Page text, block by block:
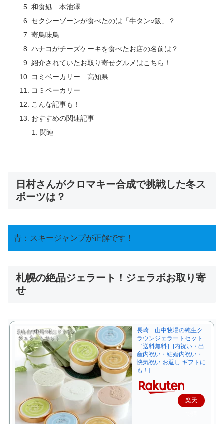
和食処 本池澤
セクシーゾーンが食べたのは「牛タン○飯」？
寄鳥味鳥
ハナコがチーズケーキを食べたお店の名前は？
紹介されていたお取り寄せグルメはこちら！
コミベーカリー 高知県
コミベーカリー
こんな記事も！
おすすめの関連記事
関連
日村さんがクロマキー合成で挑戦した冬ス
ポーツは？
青：スキージャンプが正解です！
札幌の絶品ジェラート！ジェラボお取り寄
せ
長崎 山中牧場の純生ク
ラウンジェラートセット
［送料無料］[内祝い・出
産内祝い・結婚内祝い・
快気祝い お返し ギフトに
も！]
楽天